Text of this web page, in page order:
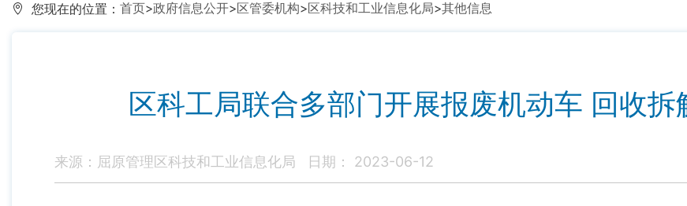
您现在的位置： 首页>政府信息公开>区管委机构>区科技和工业信息化局>其他信息
区科工局联合多部门开展报废机动车 回收
来源：屈原管理区科技和工业信息化局 日期： 2023-06-12